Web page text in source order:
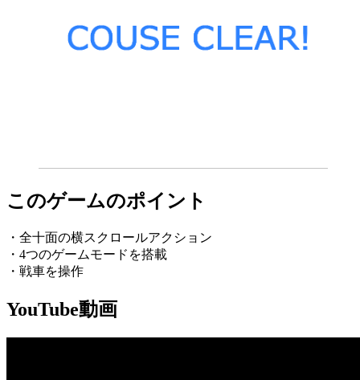
このゲームのポイント
・全十面の横スクロールアクション
・4つのゲームモードを搭載
・戦車を操作
YouTube動画